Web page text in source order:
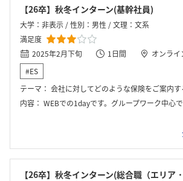
【26卒】秋冬インターン(基幹社員)
大学：非表示 / 性別：男性 / 文理：文系
満足度
2025年2月下旬
1日間
オンライ
#ES
テーマ： 会社に対してどのような保険をご案内するか・地震被害にあったお客
内容： WEBでの1dayです。グループワーク中心でいくつかのグループが発表しフィードバックがもら
【26卒】秋冬インターン(総合職（エリア